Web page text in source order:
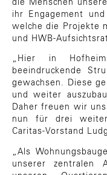
die Menschen
ihr Engagement
welche die Projekte
und HWB-
„Hier in
beeindruckende
gewachsen. Diese
und weiter
Daher freuen wir
nun für drei
Caritas-Vorstand
„Als
unserer zentralen